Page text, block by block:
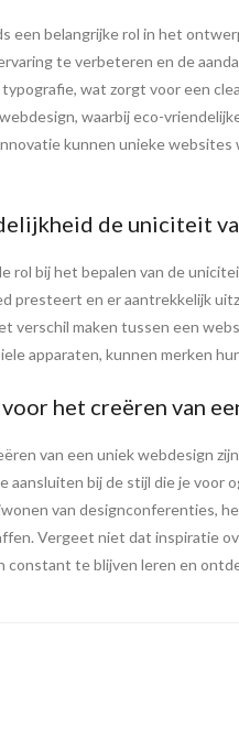
een belangrijke rol in het
te verbeteren en de
wat zorgt voor een
waarbij eco-
kunnen unieke websites
de uniciteit
rol bij het bepalen van de
presteert en er aantrekkelijk
verschil maken tussen een
apparaten, kunnen merken
het creëren van
van een uniek webdesign
bij de stijl die je voor
van designconferenties,
Vergeet niet dat inspiratie
constant te blijven leren en